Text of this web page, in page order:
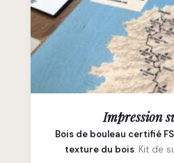
Impression
Bois de bouleau certifié
texture du bois. Kit de